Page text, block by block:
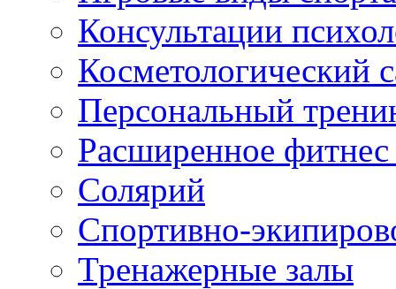
Консультации
Косметологический
Персональный
Расширенное фитнес
Солярий
Спортивно-
Тренажерные залы